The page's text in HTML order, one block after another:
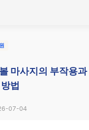
마사지의 부작용
법
07-04